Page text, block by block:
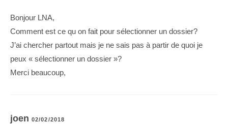
Bonjour LNA,
Comment est ce qu on fait pour sélectionner un dossier?
J’ai chercher partout mais je ne sais pas à partir de quoi je
peux « sélectionner un dossier »?
Merci beaucoup,
joen 02/02/2018